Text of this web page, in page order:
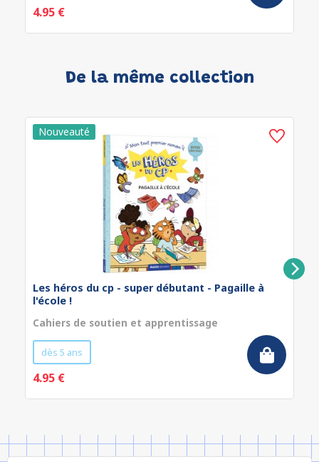
4.95 €
De la même collection
Les héros du cp - super débutant - Pagaille à
l'école !
Cahiers de soutien et apprentissage
dès 5 ans
4.95 €